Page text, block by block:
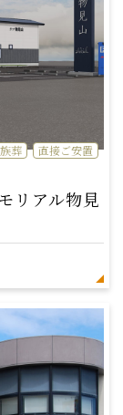
葬 直接ご安置
リアル物見